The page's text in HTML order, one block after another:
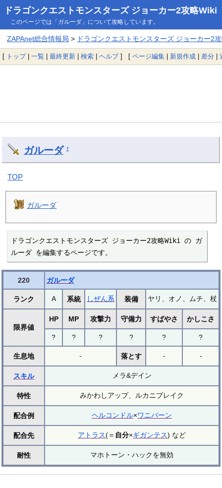
ドラゴンクエストモンスターズ ジョーカー2攻略Wiki
このページでは「ガルーダ」について攻略しています。
ZAPAnet総合情報局 > ドラゴンクエストモンスターズ ジョーカー2
[ トップ| 一覧 | 最終更新 | 検索 | ヘルプ] [ ページ編集 | 新規作成 | 差分 |
ガルーダ †
TOP
ガルーダ
ドラゴンクエストモンスターズ ジョーカー2攻略Wiki の ガ
ルーダ を編集するページです。
220 ガルーダ
ランク A 系統 しぜん系 装備 ヤリ、オノ、ムチ、杖
限界値
HP MP 攻撃力 守備力 すばやさ かしこさ
? ? ? ? ? ?
生息地 - 落とす - -
スキル メラ&デイン
特性 みかわしアップ、ルカニブレイク
配合例 ヘルコンドル×ワニバーン
配合先 アトラス(＝ 自分×ギガンテス) など
耐性 マホトーン・ハックを無効